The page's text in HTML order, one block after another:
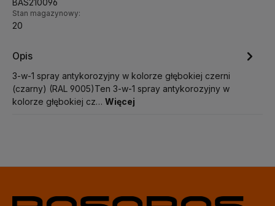
BAS210096
Stan magazynowy:
20
Opis
3-w-1 spray antykorozyjny w kolorze głębokiej czerni
(czarny) (RAL 9005)Ten 3-w-1 spray antykorozyjny w
kolorze głębokiej cz… Więcej